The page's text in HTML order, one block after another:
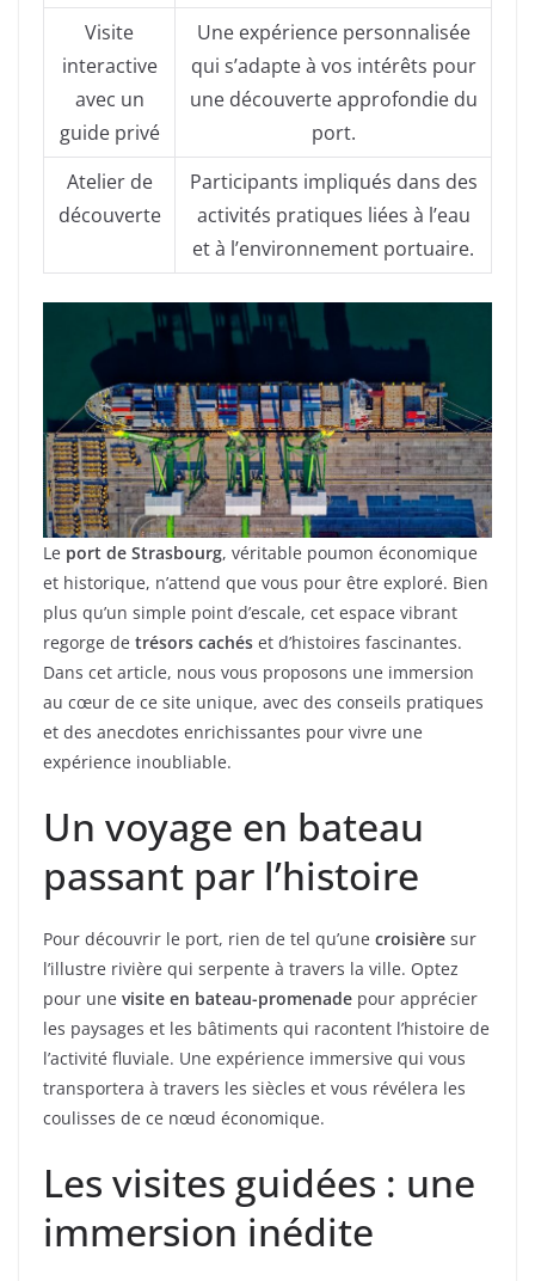
Visite
interactive
avec un
guide privé
Une expérience personnalisée
qui s’adapte à vos intérêts pour
une découverte approfondie du
port.
Atelier de
découverte
Participants impliqués dans des
activités pratiques liées à l’eau
et à l’environnement portuaire.
Le port de Strasbourg, véritable poumon économique
et historique, n’attend que vous pour être exploré. Bien
plus qu’un simple point d’escale, cet espace vibrant
regorge de trésors cachés et d’histoires fascinantes.
Dans cet article, nous vous proposons une immersion
au cœur de ce site unique, avec des conseils pratiques
et des anecdotes enrichissantes pour vivre une
expérience inoubliable.
Un voyage en bateau
passant par l’histoire
Pour découvrir le port, rien de tel qu’une croisière sur
l’illustre rivière qui serpente à travers la ville. Optez
pour une visite en bateau-promenade pour apprécier
les paysages et les bâtiments qui racontent l’histoire de
l’activité fluviale. Une expérience immersive qui vous
transportera à travers les siècles et vous révélera les
coulisses de ce nœud économique.
Les visites guidées : une
immersion inédite